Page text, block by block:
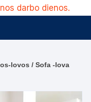
darbo dienos.
lovos / Sofa -lova